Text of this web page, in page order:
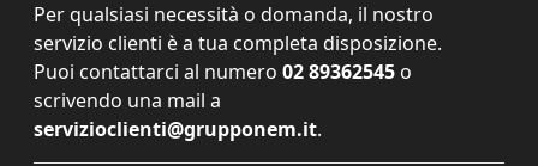
Per qualsiasi necessità o domanda, il nostro
servizio clienti è a tua completa disposizione.
Puoi contattarci al numero 02 89362545 o
scrivendo una mail a
servizioclienti@grupponem.it.